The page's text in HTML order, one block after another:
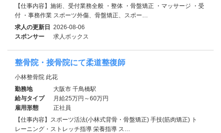
【仕事内容】施術、受付業務全般 ・整体 ・骨盤矯正 ・マッサージ ・受
付 ・事務作業 スポーツ外傷、骨盤矯正、スポー…
求人の更新日 2026-08-06
スポンサー
求人ボックス
整骨院・接骨院にて柔道整復師
小林整骨院 此花
勤務地
大阪市 千鳥橋駅
給与タイプ
月給25万円～60万円
雇用形態
正社員
【仕事内容】スポーツ活法(小林式背骨・骨盤矯正) 手技(筋肉矯正) ト
レーニング・ストレッチ指導 栄養指導 ス…